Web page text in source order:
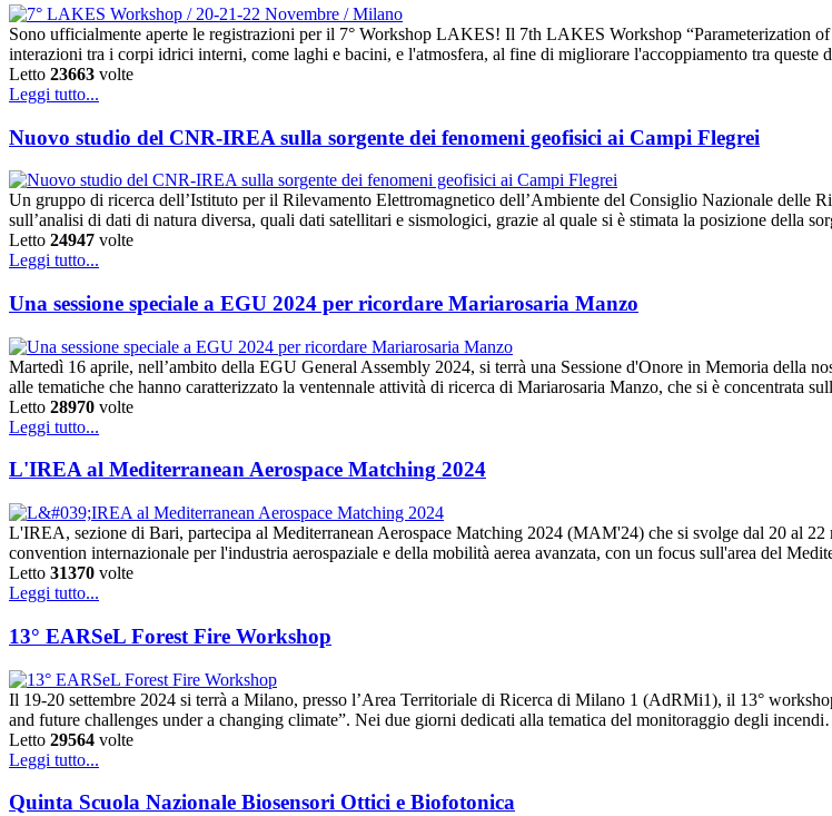
Sono ufficialmente aperte le registrazioni per il 7° Workshop LAKES! Il 7th LAKES Workshop “Parameterization
interazioni tra i corpi idrici interni, come laghi e bacini, e l'atmosfera, al fine di migliorare l'accoppiamento tra queste
Letto 23663 volte
Leggi tutto...
Nuovo studio del CNR-IREA sulla sorgente dei fenomeni geofisici ai Campi Flegrei
Un gruppo di ricerca dell’Istituto per il Rilevamento Elettromagnetico dell’Ambiente del Consiglio Nazionale delle
sull’analisi di dati di natura diversa, quali dati satellitari e sismologici, grazie al quale si è stimata la posizione della
Letto 24947 volte
Leggi tutto...
Una sessione speciale a EGU 2024 per ricordare Mariarosaria Manzo
Martedì 16 aprile, nell’ambito della EGU General Assembly 2024, si terrà una Sessione d'Onore in Memoria della
alle tematiche che hanno caratterizzato la ventennale attività di ricerca di Mariarosaria Manzo, che si è concentrata
Letto 28970 volte
Leggi tutto...
L'IREA al Mediterranean Aerospace Matching 2024
L'IREA, sezione di Bari, partecipa al Mediterranean Aerospace Matching 2024 (MAM'24) che si svolge dal 20 al
convention internazionale per l'industria aerospaziale e della mobilità aerea avanzata, con un focus sull'area del
Letto 31370 volte
Leggi tutto...
13° EARSeL Forest Fire Workshop
Il 19-20 settembre 2024 si terrà a Milano, presso l’Area Territoriale di Ricerca di Milano 1 (AdRMi1), il 13°
and future challenges under a changing climate”. Nei due giorni dedicati alla tematica del monitoraggio degli
Letto 29564 volte
Leggi tutto...
Quinta Scuola Nazionale Biosensori Ottici e Biofotonica